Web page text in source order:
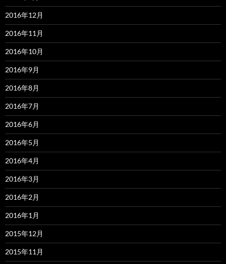
2016年12月
2016年11月
2016年10月
2016年9月
2016年8月
2016年7月
2016年6月
2016年5月
2016年4月
2016年3月
2016年2月
2016年1月
2015年12月
2015年11月